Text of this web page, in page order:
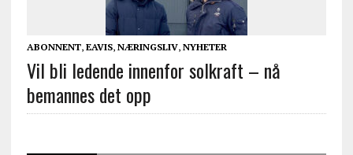
ABONNENT, EAVIS, NÆRINGSLIV, NYHETER
Vil bli ledende innenfor solkraft – nå
bemannes det opp